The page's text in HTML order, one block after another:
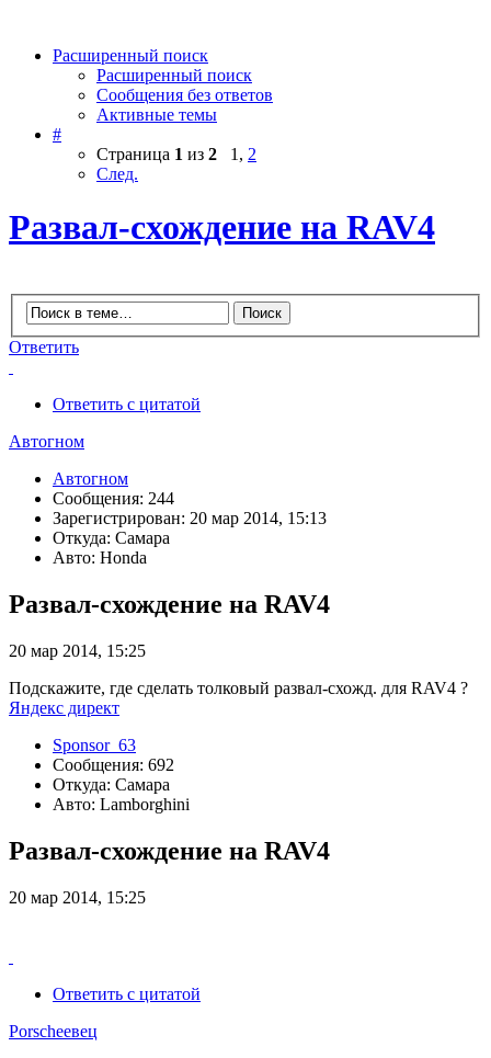
Расширенный поиск
Расширенный поиск
Сообщения без ответов
Активные темы
#
Страница 1 из 2 1 , 2
След.
Развал-схождение на RAV4
Ответить
Ответить с цитатой
Автогном
Автогном
Сообщения: 244
Зарегистрирован: 20 мар 2014, 15:13
Откуда: Самара
Авто: Honda
Развал-схождение на RAV4
20 мар 2014, 15:25
Подскажите, где сделать толковый развал-схожд. для RAV4 ?
Яндекс директ
Sponsor_63
Сообщения: 692
Откуда: Самара
Авто: Lamborghini
Развал-схождение на RAV4
20 мар 2014, 15:25
Ответить с цитатой
Porscheeвец